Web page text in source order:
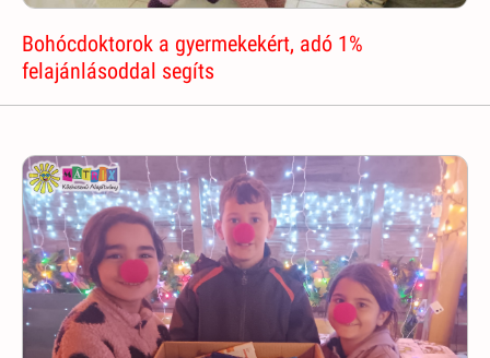
Bohócdoktorok a gyermekekért, adó 1%
felajánlásoddal segíts